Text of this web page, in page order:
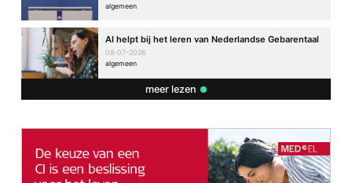
algemeen
AI helpt bij het leren van Nederlandse Gebarentaal
08-07-2026
algemeen
meer lezen